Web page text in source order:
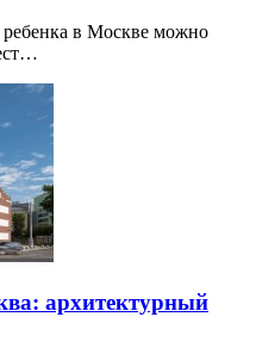
в Москве можно
архитектурный